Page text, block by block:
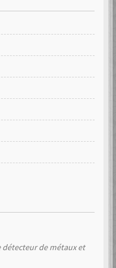
de métaux et